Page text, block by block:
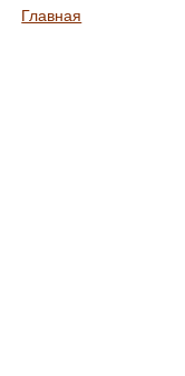
Вы здесь
Главная